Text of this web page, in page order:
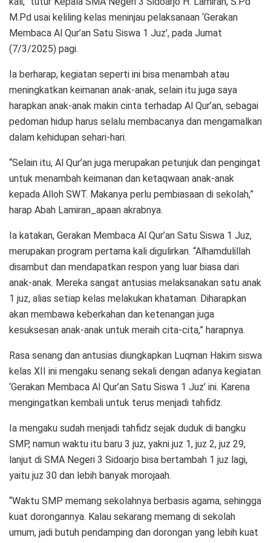
M.Pd usai keliling kelas meninjau pelaksanaan ‘Gerakan
Membaca Al Qur’an Satu Siswa 1 Juz’, pada Jumat
(7/3/2025) pagi.
Ia berharap, kegiatan seperti ini bisa menambah atau
meningkatkan keimanan anak-anak, selain itu juga saya
harapkan anak-anak makin cinta terhadap Al Qur’an, sebagai
pedoman hidup harus selalu membacanya dan mengamalkan
dalam kehidupan sehari-hari.
“Selain itu, Al Qur’an juga merupakan petunjuk dan pengingat
untuk menambah keimanan dan ketaqwaan anak-anak
kepada Alloh SWT. Makanya perlu pembiasaan di sekolah,”
harap Abah Lamiran_apaan akrabnya.
Ia katakan, Gerakan Membaca Al Qur’an Satu Siswa 1 Juz,
merupakan program pertama kali digulirkan. “Alhamdulillah
disambut dan mendapatkan respon yang luar biasa dari
anak-anak. Mereka sangat antusias melaksanakan satu anak
1 juz, alias setiap kelas melakukan khataman. Diharapkan
akan membawa keberkahan dan ketenangan juga
kesuksesan anak-anak untuk meraih cita-cita,” harapnya.
Rasa senang dan antusias diungkapkan Luqman Hakim siswa
kelas XII ini mengaku senang sekali dengan adanya kegiatan
‘Gerakan Membaca Al Qur’an Satu Siswa 1 Juz’ ini. Karena
mengingatkan kembali untuk terus menjadi tahfidz.
Ia mengaku sudah menjadi tahfidz sejak duduk di bangku
SMP, namun waktu itu baru 3 juz, yakni juz 1, juz 2, juz 29,
lanjut di SMA Negeri 3 Sidoarjo bisa bertambah 1 juz lagi,
yaitu juz 30 dan lebih banyak morojaah.
“Waktu SMP memang sekolahnya berbasis agama, sehingga
kuat dorongannya. Kalau sekarang memang di sekolah
umum, jadi butuh pendamping dan dorongan yang lebih kuat